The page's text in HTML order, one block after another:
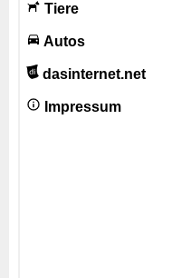
Tiere
Autos
dasinternet.net
Impressum